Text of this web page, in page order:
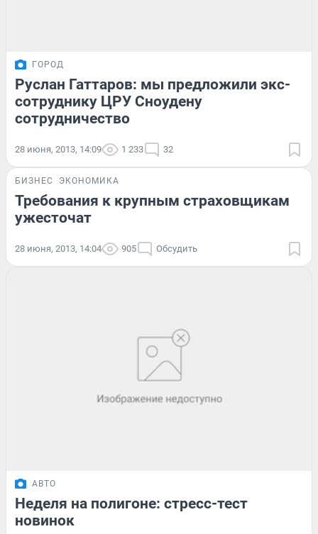
ГОРОД
Руслан Гаттаров: мы предложили экс-
сотруднику ЦРУ Сноудену
сотрудничество
28 июня, 2013, 14:09 1 233 32
БИЗНЕС ЭКОНОМИКА
Требования к крупным страховщикам
ужесточат
28 июня, 2013, 14:04 905 Обсудить
АВТО
Неделя на полигоне: стресс-тест
новинок